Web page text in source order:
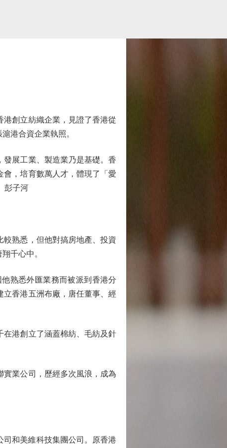
創立紡織企業，見證了香港從
港合資企業執照。
展工業、製造業乃是基礎。香
，培育數萬人才，體現了「愛
彭子河
熟悉，但他對搞房地產、投資
千心中。
熟悉外匯業務而被派到香港分
立香港五洲布廠，唐任董事、經
港創立了涵蓋棉紡、毛紡及針
業公司，歷經多次風浪，成為
和美維科技集團公司。原香港